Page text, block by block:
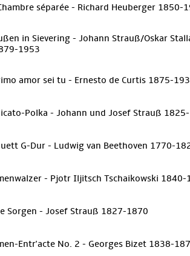
séparée - Richard Heuberger 1850-
in Sievering - Johann Strauß/Oskar
1953
amor sei tu - Ernesto de Curtis 1875-
Polka - Johann und Josef Strauß
G-Dur - Ludwig van Beethoven 1770-
- Pjotr Iljitsch Tschaikowski 1840-
Sorgen - Josef Strauß 1827-1870
Entr'acte No. 2 - Georges Bizet 1838-